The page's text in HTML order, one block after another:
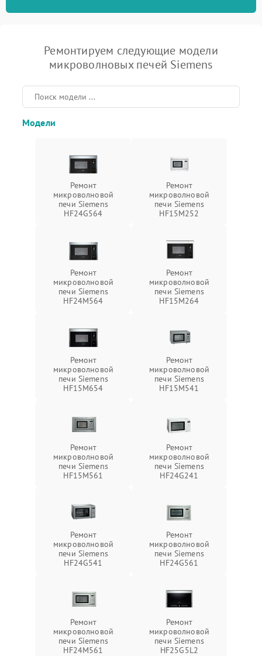
Ремонтируем следующие модели
микроволновых печей Siemens
Модели
Ремонт
микроволновой
печи Siemens
HF24G564
Ремонт
микроволновой
печи Siemens
HF15M252
Ремонт
микроволновой
печи Siemens
HF24M564
Ремонт
микроволновой
печи Siemens
HF15M264
Ремонт
микроволновой
печи Siemens
HF15M654
Ремонт
микроволновой
печи Siemens
HF15M541
Ремонт
микроволновой
печи Siemens
HF15M561
Ремонт
микроволновой
печи Siemens
HF24G241
Ремонт
микроволновой
печи Siemens
HF24G541
Ремонт
микроволновой
печи Siemens
HF24G561
Ремонт
микроволновой
печи Siemens
HF24M561
Ремонт
микроволновой
печи Siemens
HF25G5L2